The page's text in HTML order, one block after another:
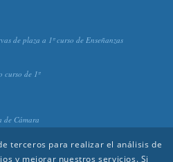
de plaza a 1º curso de Enseñanzas
curso de 1º
de Cámara
terceros para realizar el análisis de
y mejorar nuestros servicios. Si